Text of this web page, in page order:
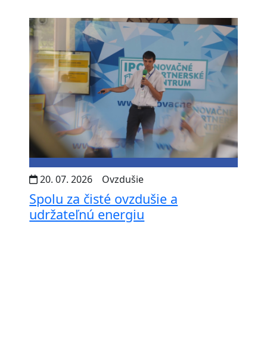
20. 07. 2026 Ovzdušie
Spolu za čisté ovzdušie a
udržateľnú energiu